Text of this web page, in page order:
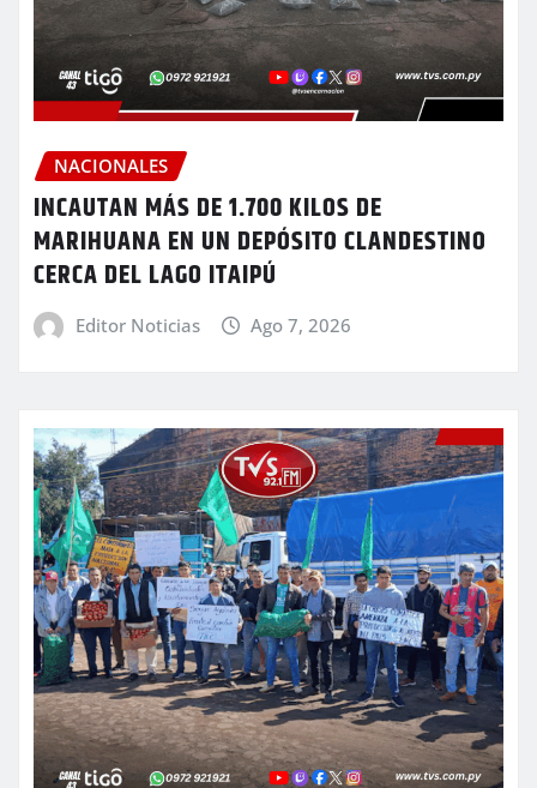
NACIONALES
INCAUTAN MÁS DE 1.700 KILOS DE
MARIHUANA EN UN DEPÓSITO CLANDESTINO
CERCA DEL LAGO ITAIPÚ
Editor Noticias Ago 7, 2026